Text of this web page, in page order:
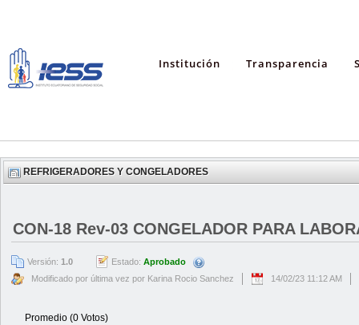
Institución Transparencia
REFRIGERADORES Y CONGELADORES
CON-18 Rev-03 CONGELADOR PARA
Versión: 1.0 Estado: Aprobado
Modificado por última vez por Karina Rocio Sanchez
14/02/23 11:12 AM
Promedio (0 Votos)